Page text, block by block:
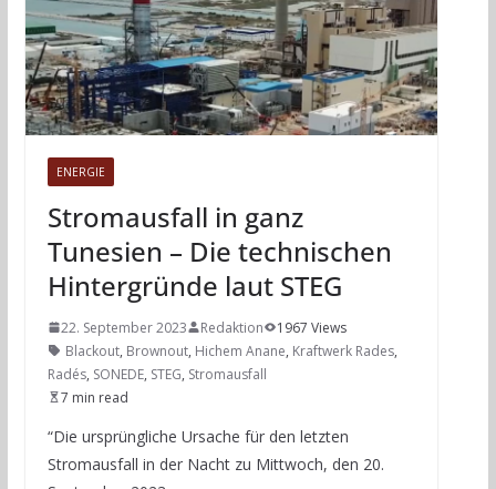
ENERGIE
Stromausfall in ganz
Tunesien – Die technischen
Hintergründe laut STEG
22. September 2023 Redaktion
1967 Views
Blackout, Brownout, Hichem Anane, Kraftwerk Rades,
Radés, SONEDE, STEG, Stromausfall
7 min read
“Die ursprüngliche Ursache für den letzten
Stromausfall in der Nacht zu Mittwoch, den 20.